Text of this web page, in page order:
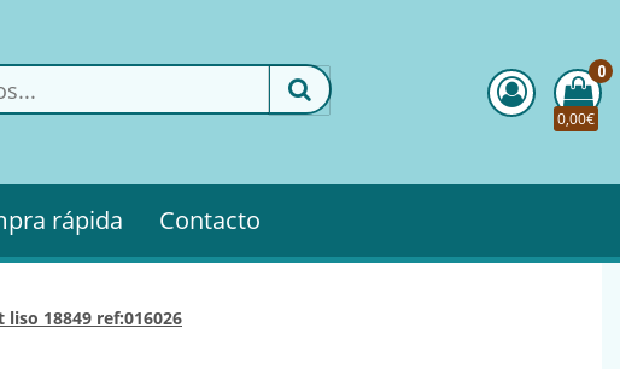
0
0,00€
rápida Contacto
18849 ref:016026